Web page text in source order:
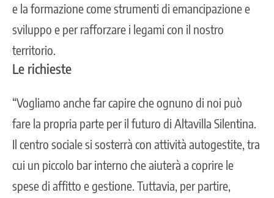
e la formazione come strumenti di emancipazione e
sviluppo e per rafforzare i legami con il nostro
territorio.
Le richieste
“Vogliamo anche far capire che ognuno di noi può
fare la propria parte per il futuro di Altavilla Silentina.
Il centro sociale si sosterrà con attività autogestite, tra
cui un piccolo bar interno che aiuterà a coprire le
spese di affitto e gestione. Tuttavia, per partire,